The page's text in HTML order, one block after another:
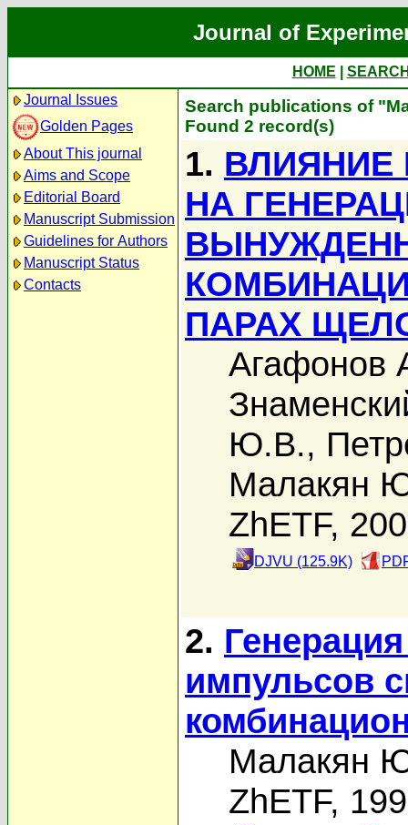
Journal of
HOME
Journal Issues
Golden Pages
About This journal
Aims and Scope
Editorial Board
Manuscript Submission
Guidelines for Authors
Manuscript Status
Contacts
Search publications of
Found 2 record(s)
1. ВЛИЯНИЕ
НА
ПАРАХ
Агафонов
Ю.В.,
Малакян
ZhETF,
DJVU (125.9K)
2.
импульсов
Малакян
ZhETF,